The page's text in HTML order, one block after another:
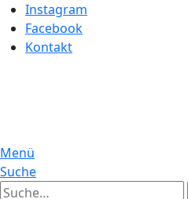
Instagram
Facebook
Kontakt
Menü
Suche
Suche